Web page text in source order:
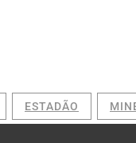
ESTADÃO